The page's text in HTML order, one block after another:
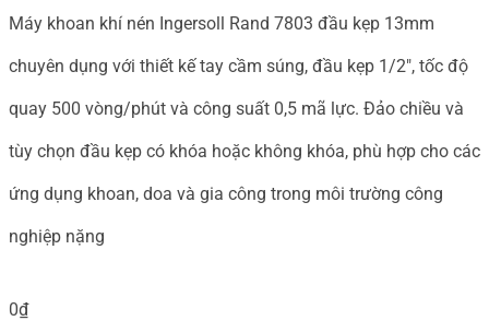
Máy khoan khí nén Ingersoll Rand 7803 đầu kẹp 13mm
chuyên dụng với thiết kế tay cầm súng, đầu kẹp 1/2″, tốc độ
quay 500 vòng/phút và công suất 0,5 mã lực. Đảo chiều và
tùy chọn đầu kẹp có khóa hoặc không khóa, phù hợp cho các
ứng dụng khoan, doa và gia công trong môi trường công
nghiệp nặng
0₫